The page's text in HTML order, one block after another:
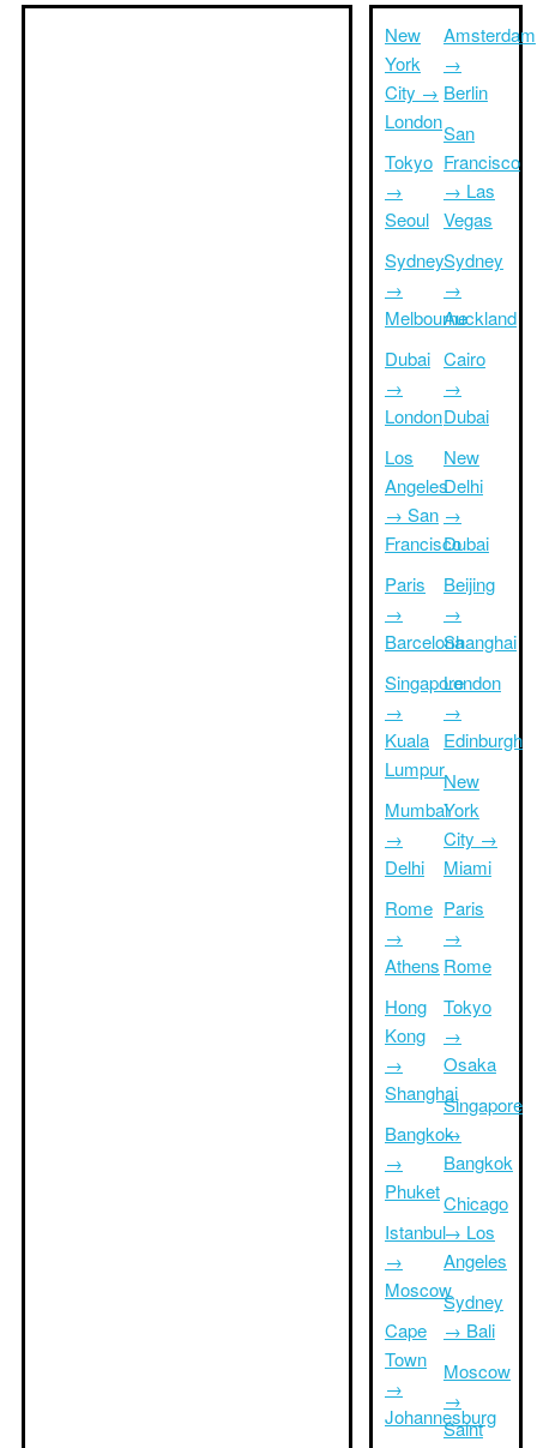
New
York
City →
London
Tokyo
→
Seoul
Sydney
→
Melbourne
Dubai
→
London
Los
Angeles
→ San
Francisco
Paris
→
Barcelona
Singapore
→
Kuala
Lumpur
Mumbai
→
Delhi
Rome
→
Athens
Hong
Kong
→
Shanghai
Bangkok
→
Phuket
Istanbul
→
Moscow
Cape
Town
→
Johannesburg
Amsterdam
→
Berlin
San
Francisco
→ Las
Vegas
Sydney
→
Auckland
Cairo
→
Dubai
New
Delhi
→
Dubai
Beijing
→
Shanghai
London
→
Edinburgh
New
York
City →
Miami
Paris
→
Rome
Tokyo
→
Osaka
Singapore
→
Bangkok
Chicago
→ Los
Angeles
Sydney
→ Bali
Moscow
→
Saint